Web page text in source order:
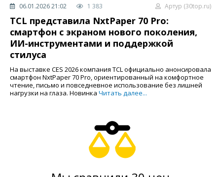
06.01.2026 21:02 1 383 Артур (30top.ru)
TCL представила NxtPaper 70 Pro:
смартфон с экраном нового поколения,
ИИ-инструментами и поддержкой
стилуса
На выставке CES 2026 компания TCL официально анонсировала
смартфон NxtPaper 70 Pro, ориентированный на комфортное
чтение, письмо и повседневное использование без лишней
нагрузки на глаза. Новинка Читать далее...